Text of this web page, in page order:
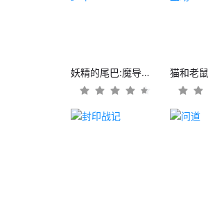
妖精的尾巴:魔导少年 猫和老